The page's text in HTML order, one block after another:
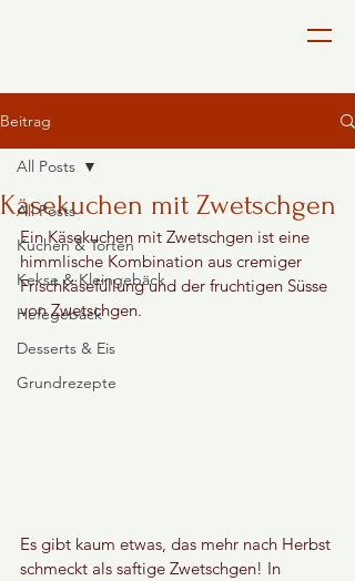
Beitrag
All Posts
Kuchen & Torten
Kekse & Kleingebäck
Hefegebäck
Desserts & Eis
Grundrezepte
All Posts
Käsekuchen mit Zwetschgen
Ein Käsekuchen mit Zwetschgen ist eine
himmlische Kombination aus cremiger
Frischkäsefüllung und der fruchtigen Süsse
von Zwetschgen.
Es gibt kaum etwas, das mehr nach Herbst
schmeckt als saftige Zwetschgen! In